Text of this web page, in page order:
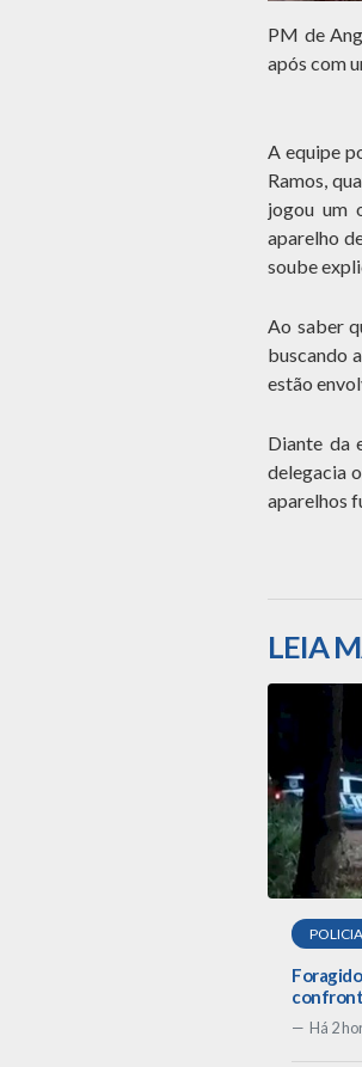
PM de
após com
A equipe
Ramos,
jogou um
aparelho
soube
Ao saber
buscando
estão
Diante da
delegacia
aparelhos
LEIA
Há 2